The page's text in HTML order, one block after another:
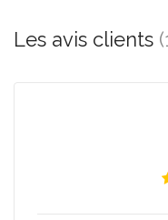
Les avis clients